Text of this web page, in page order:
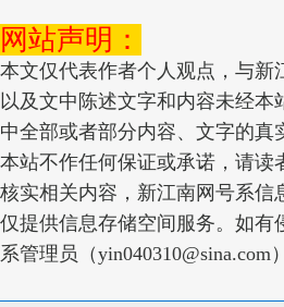
网站声明：
本文仅代表作者个人观点，与新
以及文中陈述文字和内容未经本
中全部或者部分内容、文字的真
本站不作任何保证或承诺，请读
核实相关内容，新江南网号系信
仅提供信息存储空间服务。如有
系管理员（yin040310@sina.com